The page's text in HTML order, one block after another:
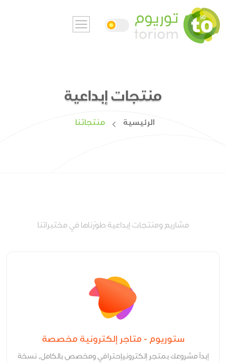
منتجات إبداعية
الرئيسية منتجاتنا
مشاريع ومنتجات إبداعية طوّرناها في مختبراتنا
ستوريوم - متاجر إلكترونية مخصصة
إبدأ مشروعك بمتجر إلكترونيإحترافي ومخصص بالكامل, نسخة